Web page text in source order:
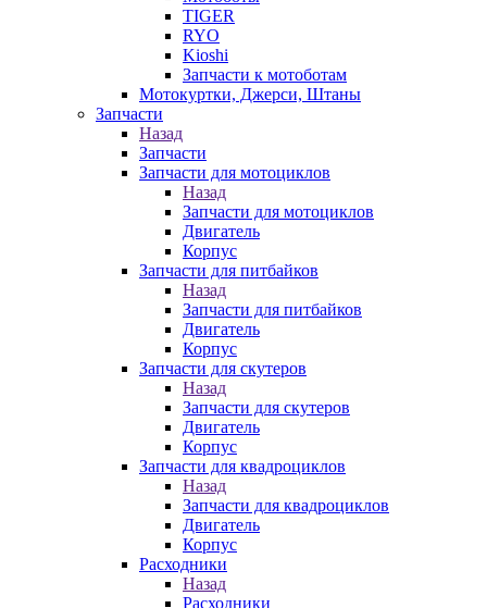
TIGER
RYO
Kioshi
Запчасти к мотоботам
Мотокуртки, Джерси, Штаны
Запчасти
Назад
Запчасти
Запчасти для мотоциклов
Назад
Запчасти для мотоциклов
Двигатель
Корпус
Запчасти для питбайков
Назад
Запчасти для питбайков
Двигатель
Корпус
Запчасти для скутеров
Назад
Запчасти для скутеров
Двигатель
Корпус
Запчасти для квадроциклов
Назад
Запчасти для квадроциклов
Двигатель
Корпус
Расходники
Назад
Расходники